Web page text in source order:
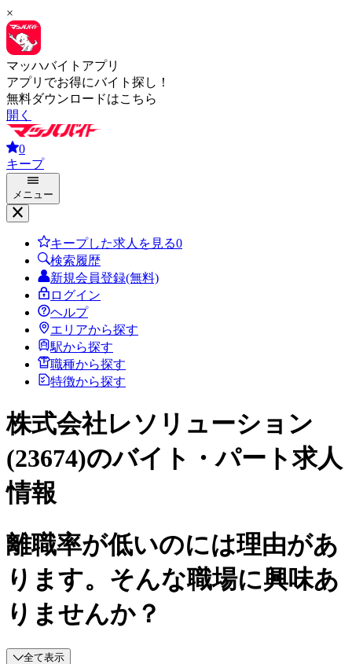
×
マッハバイトアプリ
アプリでお得にバイト探し！
無料ダウンロードはこちら
開く
0
キープ
メニュー
キープした求人を見る0
検索履歴
新規会員登録(無料)
ログイン
ヘルプ
エリアから探す
駅から探す
職種から探す
特徴から探す
株式会社レソリューション
(23674)のバイト・パート求人
情報
離職率が低いのには理由があ
ります。そんな職場に興味あ
りませんか？
全て表示